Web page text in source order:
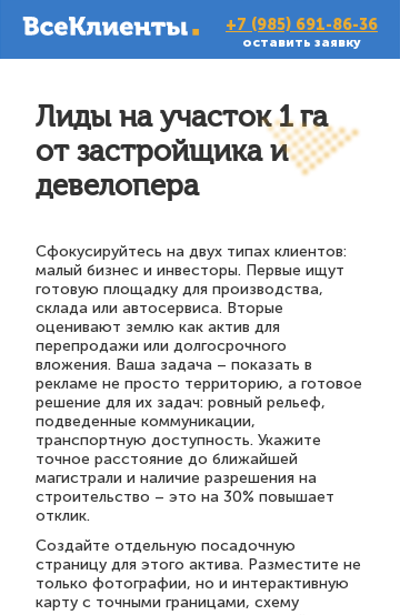
+7 (985) 691-86-36
оставить заявку
Лиды на участок 1 га
от застройщика и
девелопера
Сфокусируйтесь на двух типах клиентов:
малый бизнес и инвесторы. Первые ищут
готовую площадку для производства,
склада или автосервиса. Вторые
оценивают землю как актив для
перепродажи или долгосрочного
вложения. Ваша задача – показать в
рекламе не просто территорию, а готовое
решение для их задач: ровный рельеф,
подведенные коммуникации,
транспортную доступность. Укажите
точное расстояние до ближайшей
магистрали и наличие разрешения на
строительство – это на 30% повышает
отклик.
Создайте отдельную посадочную
страницу для этого актива. Разместите не
только фотографии, но и интерактивную
карту с точными границами, схему